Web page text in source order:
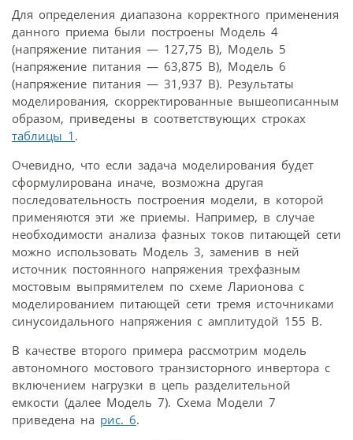
Для определения диапазона корректного применения
данного приема были построены Модель 4
(напряжение питания — 127,75 В), Модель 5
(напряжение питания — 63,875 В), Модель 6
(напряжение питания — 31,937 В). Результаты
моделирования, скорректированные вышеописанным
образом, приведены в соответствующих строках
таблицы 1 .
Очевидно, что если задача моделирования будет
сформулирована иначе, возможна другая
последовательность построения модели, в которой
применяются эти же приемы. Например, в случае
необходимости анализа фазных токов питающей сети
можно использовать Модель 3, заменив в ней
источник постоянного напряжения трехфазным
мостовым выпрямителем по схеме Ларионова с
моделированием питающей сети тремя источниками
синусоидального напряжения с амплитудой 155 В.
В качестве второго примера рассмотрим модель
автономного мостового транзисторного инвертора с
включением нагрузки в цепь разделительной
емкости (далее Модель 7). Схема Модели 7
приведена на рис. 6.